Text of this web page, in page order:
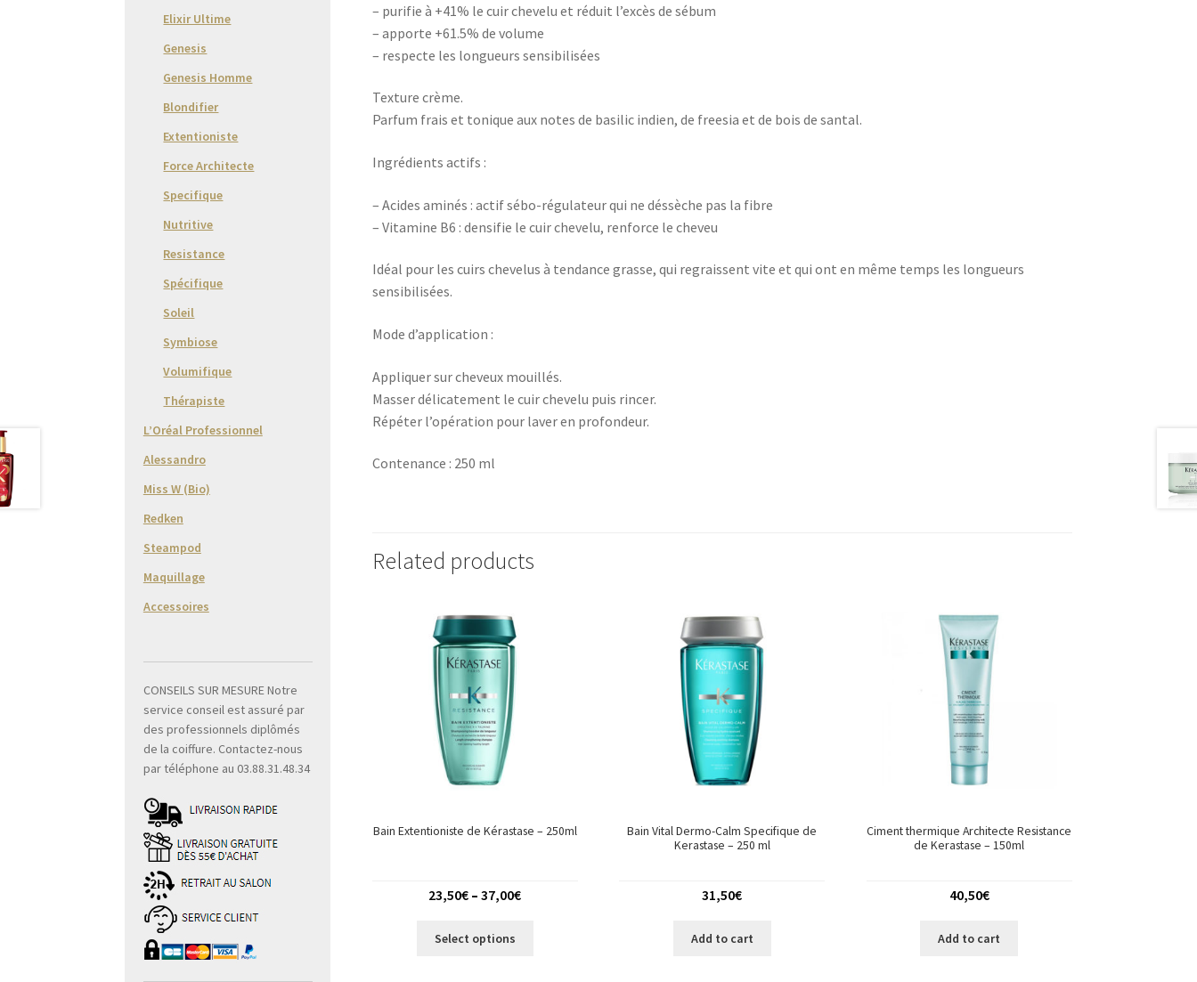
– purifie à +41% le cuir chevelu et réduit l’excès de sébum
– apporte +61.5% de volume
– respecte les longueurs sensibilisées
Texture crème.
Parfum frais et tonique aux notes de basilic indien, de freesia et de bois de santal.
Ingrédients actifs :
– Acides aminés : actif sébo-régulateur qui ne déssèche pas la fibre
– Vitamine B6 : densifie le cuir chevelu, renforce le cheveu
Idéal pour les cuirs chevelus à tendance grasse, qui regraissent vite et qui ont en même temps les longueurs
sensibilisées.
Mode d’application :
Appliquer sur cheveux mouillés.
Masser délicatement le cuir chevelu puis rincer.
Répéter l’opération pour laver en profondeur.
Contenance : 250 ml
Related products
Bain Extentioniste de Kérastase – 250ml
23,50€ –37,00€
Select options
Bain Vital Dermo-Calm Specifique de
Kerastase – 250 ml
31,50€
Add to cart
Ciment thermique Architecte Resistance
de Kerastase – 150ml
40,50€
Add to cart
Elixir Ultime
Genesis
Genesis Homme
Blondifier
Extentioniste
Force Architecte
Specifique
Nutritive
Resistance
Spécifique
Soleil
Symbiose
Volumifique
Thérapiste
L’Oréal Professionnel
Alessandro
Miss W (Bio)
Redken
Steampod
Maquillage
Accessoires
CONSEILS SUR MESURE Notre
service conseil est assuré par
des professionnels diplômés
de la coiffure. Contactez-nous
par téléphone au 03.88.31.48.34